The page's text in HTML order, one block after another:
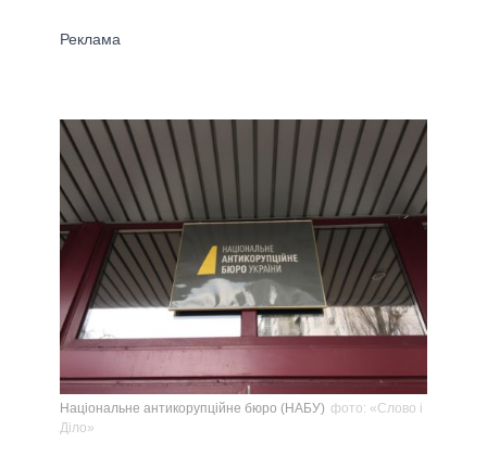
Національне антикорупційне бюро (НАБУ) фото: «Слово і
Діло»